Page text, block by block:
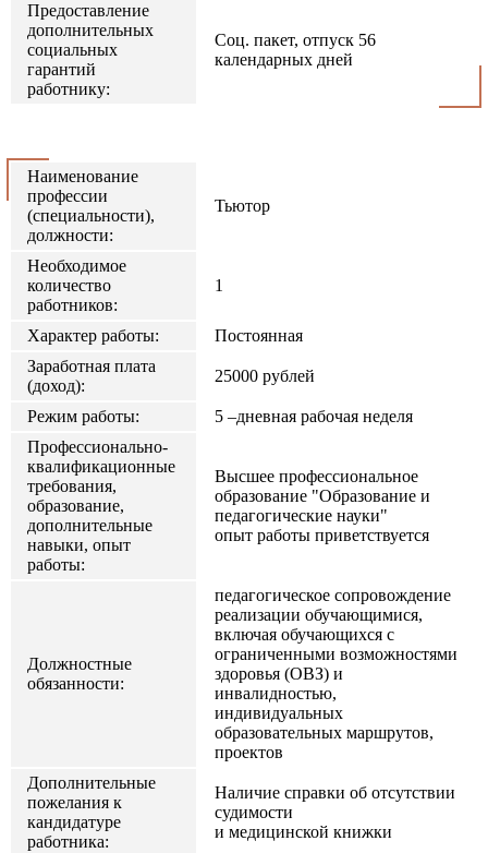
Предоставление
дополнительных
социальных
гарантий
работнику:
Соц. пакет, отпуск 56
календарных дней
Наименование
профессии
(специальности),
должности:
Тьютор
Необходимое
количество
работников:
1
Характер работы:
Постоянная
Заработная плата
(доход):
25000 рублей
Режим работы:
5 –дневная рабочая неделя
Профессионально-
квалификационные
требования,
образование,
дополнительные
навыки, опыт
работы:
Высшее профессиональное
образование "Образование и
педагогические науки"
опыт работы приветствуется
Должностные
обязанности:
педагогическое сопровождение
реализации обучающимися,
включая обучающихся с
ограниченными возможностями
здоровья (ОВЗ) и
инвалидностью,
индивидуальных
образовательных маршрутов,
проектов
Дополнительные
пожелания к
кандидатуре
работника:
Наличие справки об отсутствии
судимости
и медицинской книжки